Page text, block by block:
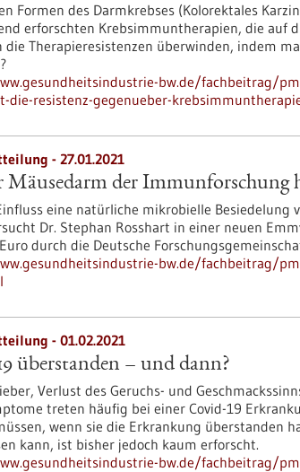
Formen des Darmkrebses (Kolorektales
erforschten Krebsimmuntherapien, die auf
die Therapieresistenzen überwinden, indem
bw.de/fachbeitrag/
die-resistenz-gegenueber-
- 27.01.2021
Mäusedarm der Immunforschung
eine natürliche mikrobielle
Dr. Stephan Rosshart in einer neuen
durch die Deutsche
bw.de/fachbeitrag/
- 01.02.2021
überstanden – und dann?
Verlust des Geruchs- und
treten häufig bei einer Covid-19
wenn sie die Erkrankung überstanden
kann, ist bisher jedoch kaum erforscht.
bw.de/fachbeitrag/